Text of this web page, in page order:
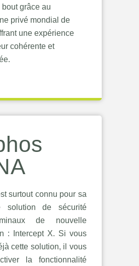
bout grâce au
privé mondial de
une expérience
cohérente et
surtout connu pour sa
solution de sécurité
de nouvelle
: Intercept X. Si vous
cette solution, il vous
la fonctionnalité